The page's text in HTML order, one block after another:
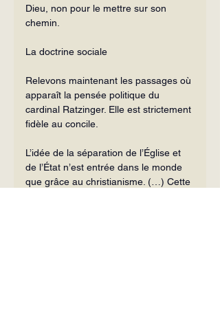
Dieu, non pour le mettre sur son
chemin.
La doctrine sociale
Relevons maintenant les passages où
apparaît la pensée politique du
cardinal Ratzinger. Elle est strictement
fidèle au concile.
L’idée de la séparation de l’Église et
de l’État n’est entrée dans le monde
que grâce au christianisme. (…) Cette